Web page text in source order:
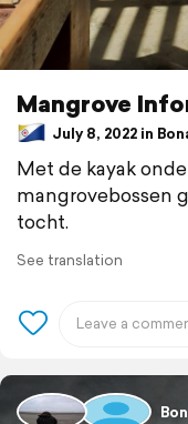
Mangrove
July 8, 2022 in
Met de kayak
mangrovebossen
tocht.
See translation